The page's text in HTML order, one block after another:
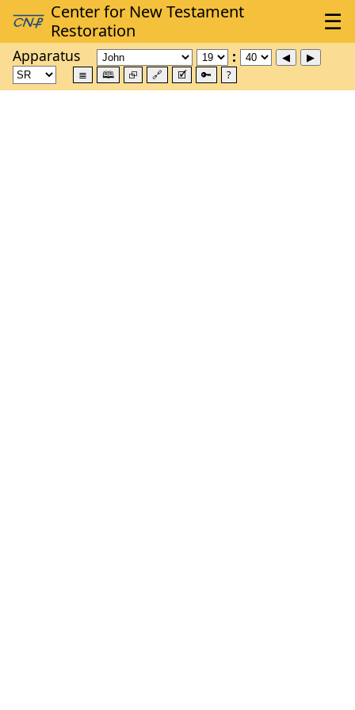
Apparatus
≣ 🕮 ⮺ 🔗 🗹 🔑 ?